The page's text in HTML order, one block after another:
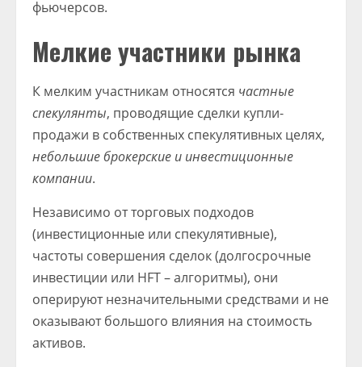
фьючерсов.
Мелкие участники рынка
К мелким участникам относятся частные
спекулянты, проводящие сделки купли-
продажи в собственных спекулятивных целях,
небольшие брокерские и инвестиционные
компании.
Независимо от торговых подходов
(инвестиционные или спекулятивные),
частоты совершения сделок (долгосрочные
инвестиции или HFT – алгоритмы), они
оперируют незначительными средствами и не
оказывают большого влияния на стоимость
активов.